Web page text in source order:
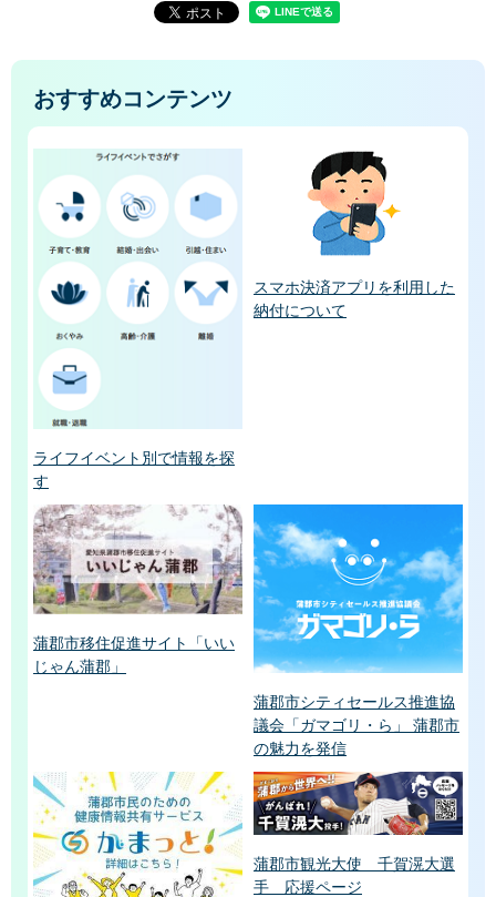
おすすめコンテンツ
ライフイベント別で情報を探
す
スマホ決済アプリを利用した
納付について
蒲郡市移住促進サイト「いい
じゃん蒲郡」
蒲郡市シティセールス推進協
議会「ガマゴリ・ら」 蒲郡市
の魅力を発信
蒲郡市観光大使 千賀滉大選
手 応援ページ